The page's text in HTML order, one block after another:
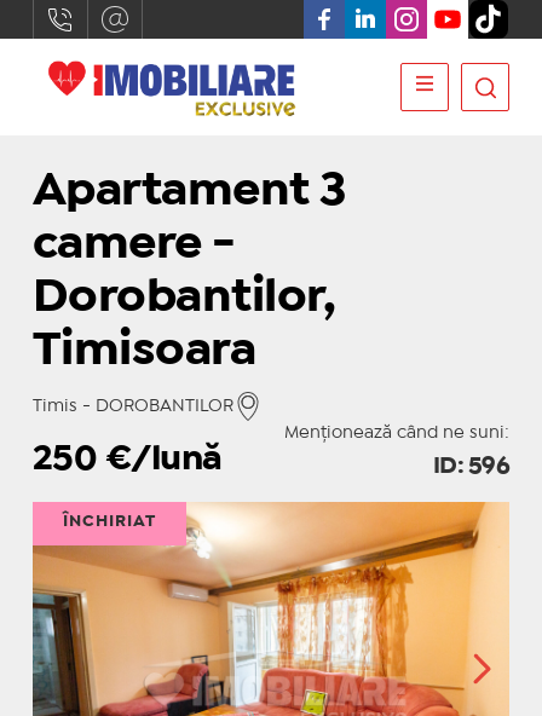
Apartament 3
camere -
Dorobantilor,
Timisoara
Timis - DOROBANTILOR
Menționează când ne suni:
250 €/lună ID: 596
ÎNCHIRIAT